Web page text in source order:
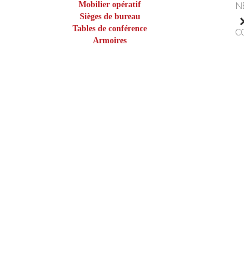
Mobilier opératif
Sièges de bureau
Tables de conférence
Armoires